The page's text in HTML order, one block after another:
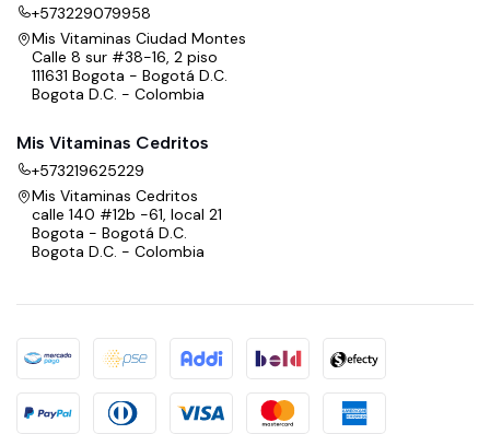
+573229079958
Mis Vitaminas Ciudad Montes
Calle 8 sur #38-16, 2 piso
111631 Bogota - Bogotá D.C.
Bogota D.C. - Colombia
Mis Vitaminas Cedritos
+573219625229
Mis Vitaminas Cedritos
calle 140 #12b -61, local 21
Bogota - Bogotá D.C.
Bogota D.C. - Colombia